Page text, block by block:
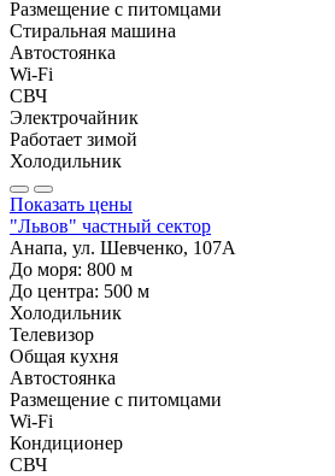
Размещение с питомцами
Стиральная машина
Автостоянка
Wi-Fi
СВЧ
Электрочайник
Работает зимой
Холодильник
Показать цены
"Львов" частный сектор
Анапа, ул. Шевченко, 107А
До моря: 800 м
До центра: 500 м
Холодильник
Телевизор
Общая кухня
Автостоянка
Размещение с питомцами
Wi-Fi
Кондиционер
СВЧ